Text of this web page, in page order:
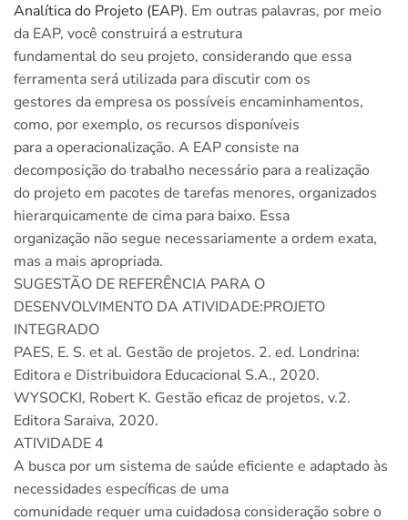
Analítica do Projeto (EAP). Em outras palavras, por meio
da EAP, você construirá a estrutura
fundamental do seu projeto, considerando que essa
ferramenta será utilizada para discutir com os
gestores da empresa os possíveis encaminhamentos,
como, por exemplo, os recursos disponíveis
para a operacionalização. A EAP consiste na
decomposição do trabalho necessário para a realização
do projeto em pacotes de tarefas menores, organizados
hierarquicamente de cima para baixo. Essa
organização não segue necessariamente a ordem exata,
mas a mais apropriada.
SUGESTÃO DE REFERÊNCIA PARA O
DESENVOLVIMENTO DA ATIVIDADE:PROJETO
INTEGRADO
PAES, E. S. et al. Gestão de projetos. 2. ed. Londrina:
Editora e Distribuidora Educacional S.A., 2020.
WYSOCKI, Robert K. Gestão eficaz de projetos, v.2.
Editora Saraiva, 2020.
ATIVIDADE 4
A busca por um sistema de saúde eficiente e adaptado às
necessidades específicas de uma
comunidade requer uma cuidadosa consideração sobre o